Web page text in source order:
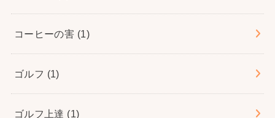
コーヒーの害 (1)
ゴルフ (1)
ゴルフ上達 (1)